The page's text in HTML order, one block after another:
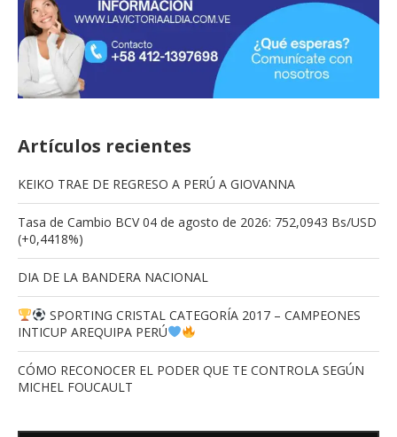
Artículos recientes
KEIKO TRAE DE REGRESO A PERÚ A GIOVANNA
Tasa de Cambio BCV 04 de agosto de 2026: 752,0943 Bs/USD
(+0,4418%)
DIA DE LA BANDERA NACIONAL
SPORTING CRISTAL CATEGORÍA 2017 – CAMPEONES
INTICUP AREQUIPA PERÚ
CÓMO RECONOCER EL PODER QUE TE CONTROLA SEGÚN
MICHEL FOUCAULT